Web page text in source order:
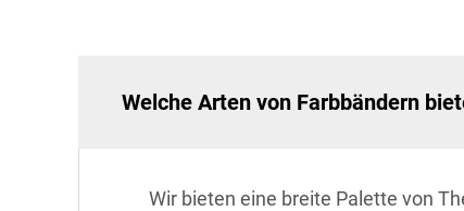
Welche Arten von Farbbändern
Wir bieten eine breite Palette von